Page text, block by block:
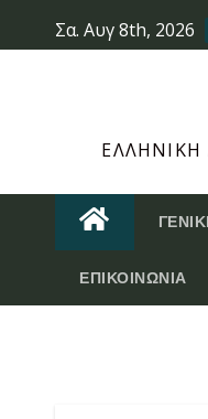
to
Σα. Αυγ 8th, 2026
ΕΠΙΚΟΙΝΩΝΊΑ